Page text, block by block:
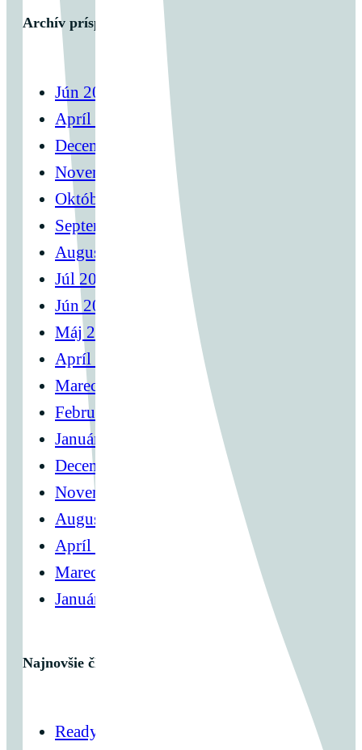
Archív príspevkov
Jún 2025
Apríl 2025
December 2024
November 2024
Október 2024
September 2024
August 2024
Júl 2024
Jún 2024
Máj 2024
Apríl 2024
Marec 2024
Február 2024
Január 2024
December 2023
November 2023
August 2023
Apríl 2023
Marec 2023
Január 2023
Najnovšie články
Ready For Speed Fit